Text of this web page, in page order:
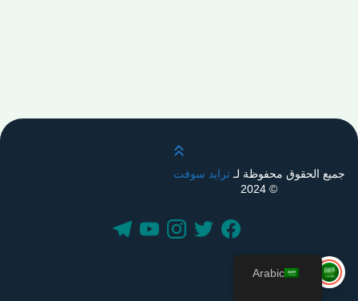
قم بالتمرير لأعلى
جميع الحقوق محفوظة لـترايد سوفت
© 2024
Arabic